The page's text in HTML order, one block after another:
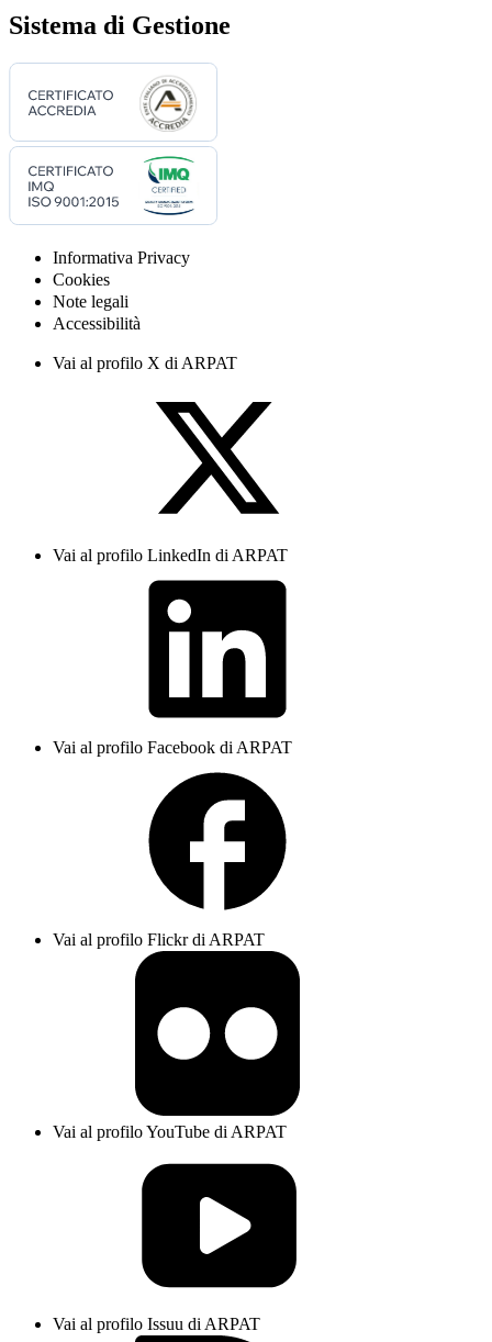
Sistema di Gestione
Informativa Privacy
Cookies
Note legali
Accessibilità
Vai al profilo X di ARPAT
Vai al profilo LinkedIn di ARPAT
Vai al profilo Facebook di ARPAT
Vai al profilo Flickr di ARPAT
Vai al profilo YouTube di ARPAT
Vai al profilo Issuu di ARPAT